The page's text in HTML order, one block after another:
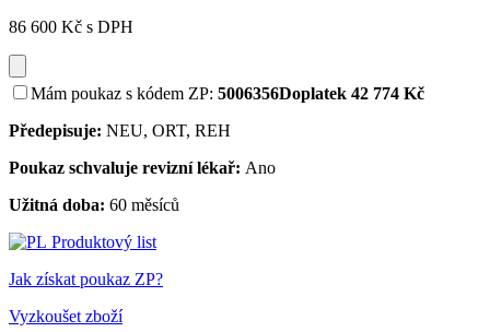
86 600 Kč s DPH
Mám poukaz s kódem ZP: 5006356Doplatek 42 774 Kč
Předepisuje: NEU, ORT, REH
Poukaz schvaluje revizní lékař: Ano
Užitná doba: 60 měsíců
Produktový list
Jak získat poukaz ZP?
Vyzkoušet zboží